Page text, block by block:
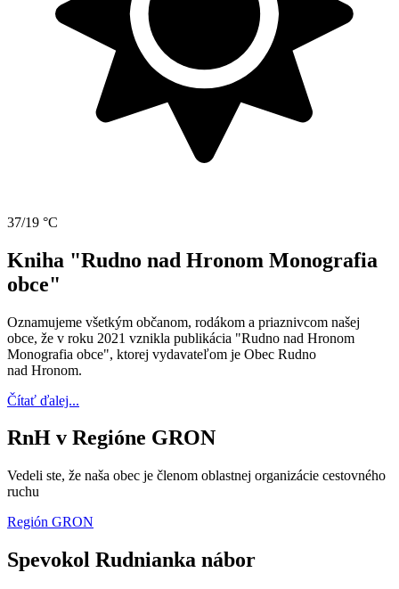
37/19 °C
Kniha "Rudno nad Hronom Monografia
obce"
Oznamujeme všetkým občanom, rodákom a priaznivcom našej
obce, že v roku 2021 vznikla publikácia "Rudno nad Hronom
Monografia obce", ktorej vydavateľom je Obec Rudno
nad Hronom.
Čítať ďalej...
RnH v Regióne GRON
Vedeli ste, že naša obec je členom oblastnej organizácie cestovného
ruchu
Región GRON
Spevokol Rudnianka nábor